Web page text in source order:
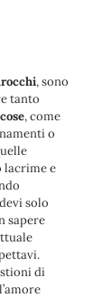
, sono
tanto
, come
o
lacrime e
solo
sapere
di